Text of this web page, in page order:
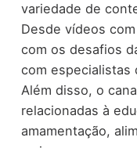
variedade de
Desde vídeos
com os desafios
com especialistas
Além disso, o
relacionadas à
amamentação,